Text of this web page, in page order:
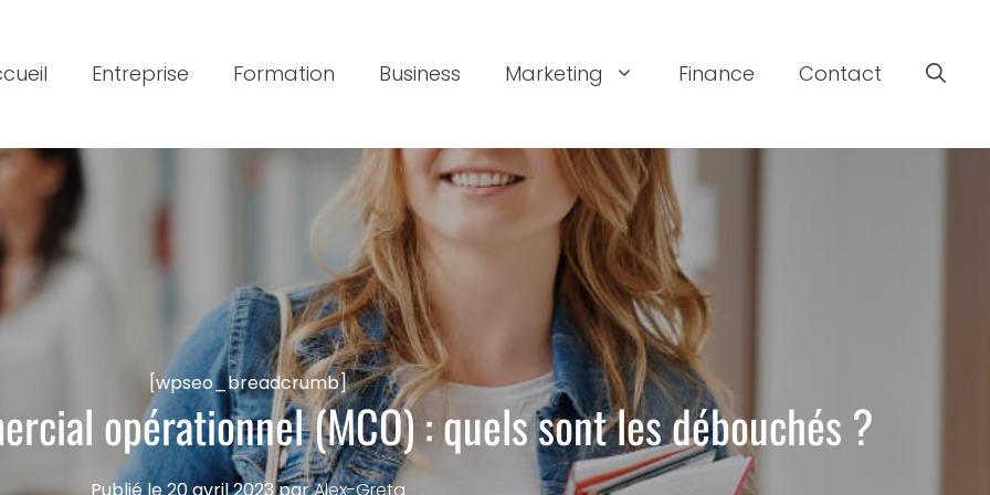
Entreprise Formation Business Marketing Finance Contact
[wpseo_breadcrumb]
opérationnel (MCO) : quels sont les débouchés ?
Publié le20 avril 2023parAlex-Greta